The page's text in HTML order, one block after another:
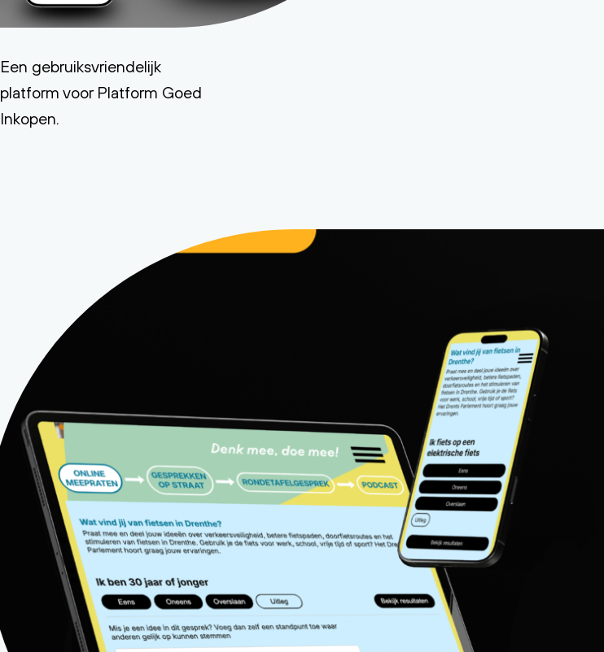
Een gebruiksvriendelijk
platform voor Platform Goed
Inkopen.